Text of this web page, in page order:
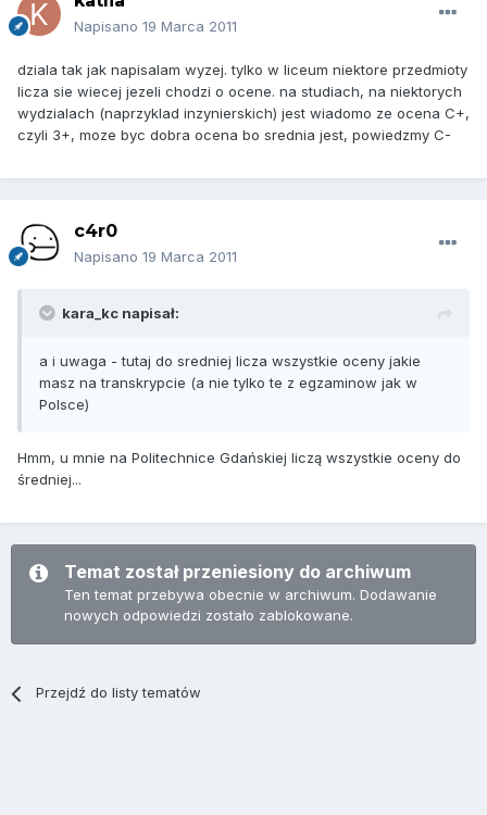
Napisano 19 Marca 2011
dziala tak jak napisalam wyzej. tylko w liceum niektore przedmioty
licza sie wiecej jezeli chodzi o ocene. na studiach, na niektorych
wydzialach (naprzyklad inzynierskich) jest wiadomo ze ocena C+,
czyli 3+, moze byc dobra ocena bo srednia jest, powiedzmy C-
c4r0
Napisano 19 Marca 2011
kara_kc napisał:
a i uwaga - tutaj do sredniej licza wszystkie oceny jakie
masz na transkrypcie (a nie tylko te z egzaminow jak w
Polsce)
Hmm, u mnie na Politechnice Gdańskiej liczą wszystkie oceny do
średniej...
Temat został przeniesiony do archiwum
Ten temat przebywa obecnie w archiwum. Dodawanie
nowych odpowiedzi zostało zablokowane.
Przejdź do listy tematów